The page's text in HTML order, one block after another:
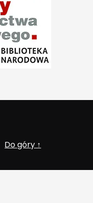
MIEJSCE NA
Do góry ↑